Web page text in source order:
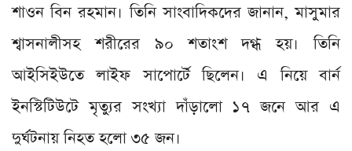
শাওন বিন রহমান। তিনি সাংবাদিকদের জানান, মাসুমার
শ্বাসনালীসহ শরীরের ৯০ শতাংশ দগ্ধ হয়। তিনি
আইসিইউতে লাইফ সাপোর্টে ছিলেন। এ নিয়ে বার্ন
ইনস্টিটিউটে মৃত্যুর সংখ্যা দাঁড়ালো ১৭ জনে আর এ
দুর্ঘটনায় নিহত হলো ৩৫ জন।